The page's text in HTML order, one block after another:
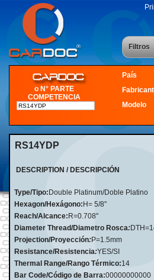
Filtros
o N° PARTE
COMPETENCIA
País
Modelo
RS14YDP
DESCRIPTION / DESCRIPCIÓN
Type/Tipo: Double Platinum/Doble Platino
Hexagon/Hexágono: H= 5/8"
Reach/Alcance: R=0.708"
Diameter Thread/Diametro Rosca:
Projection/Proyección:P=1.5mm
Resistance/Resistencia:YES/SI
Thermal Range/Rango Térmico:14
Bar Code/Código de Barra:00000000000